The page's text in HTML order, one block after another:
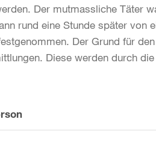
Der mutmassliche Täter
rund eine Stunde später von
Der Grund für
Diese werden durch